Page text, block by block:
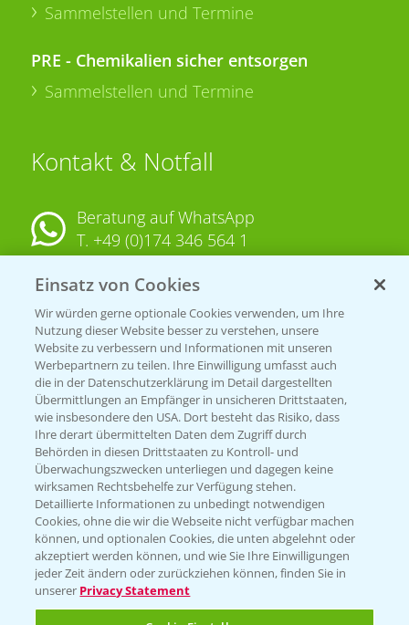
Sammelstellen und Termine
PRE - Chemikalien sicher entsorgen
Sammelstellen und Termine
Kontakt & Notfall
Beratung auf WhatsApp
T. +49 (0)174 346 564 1
KONTAKT
Hilfe in Notfällen
T.+49 (0)214/30-20220
Folgen Sie uns
Einsatz von Cookies
Wir würden gerne optionale Cookies verwenden, um Ihre
Nutzung dieser Website besser zu verstehen, unsere
Website zu verbessern und Informationen mit unseren
Werbepartnern zu teilen. Ihre Einwilligung umfasst auch
die in der Datenschutzerklärung im Detail dargestellten
Übermittlungen an Empfänger in unsicheren Drittstaaten,
wie insbesondere den USA. Dort besteht das Risiko, dass
Ihre derart übermittelten Daten dem Zugriff durch
Behörden in diesen Drittstaaten zu Kontroll- und
Überwachungszwecken unterliegen und dagegen keine
wirksamen Rechtsbehelfe zur Verfügung stehen.
Detaillierte Informationen zu unbedingt notwendigen
Cookies, ohne die wir die Webseite nicht verfügbar machen
können, und optionalen Cookies, die unten abgelehnt oder
akzeptiert werden können, und wie Sie Ihre Einwilligungen
jeder Zeit ändern oder zurückziehen können, finden Sie in
unserer Privacy Statement